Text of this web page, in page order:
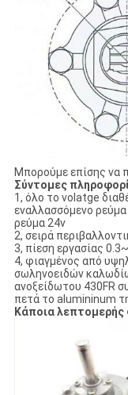
Μπορούμε επίσης να
Σύντομες
1, όλο το volatge
εναλλασσόμενο
ρεύμα 24v
2, σειρά
3, πίεση εργασίας
4, φιαγμένος από
σωληνοειδών
ανοξείδωτου 430FR
πετά το alumininum
Κάποια